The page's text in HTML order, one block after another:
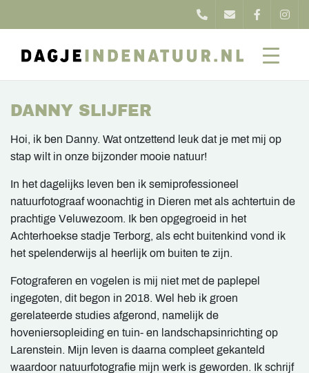
DANNY SLIJFER
Hoi, ik ben Danny. Wat ontzettend leuk dat je met mij op
stap wilt in onze bijzonder mooie natuur!
In het dagelijks leven ben ik semiprofessioneel
natuurfotograaf woonachtig in Dieren met als achtertuin de
prachtige Veluwezoom. Ik ben opgegroeid in het
Achterhoekse stadje Terborg, als echt buitenkind vond ik
het spelenderwijs al heerlijk om buiten te zijn.
Fotograferen en vogelen is mij niet met de paplepel
ingegoten, dit begon in 2018. Wel heb ik groen
gerelateerde studies afgerond, namelijk de
hoveniersopleiding en tuin- en landschapsinrichting op
Larenstein. Mijn leven is daarna compleet gekanteld
waardoor natuurfotografie mijn werk is geworden. Ik schrijf